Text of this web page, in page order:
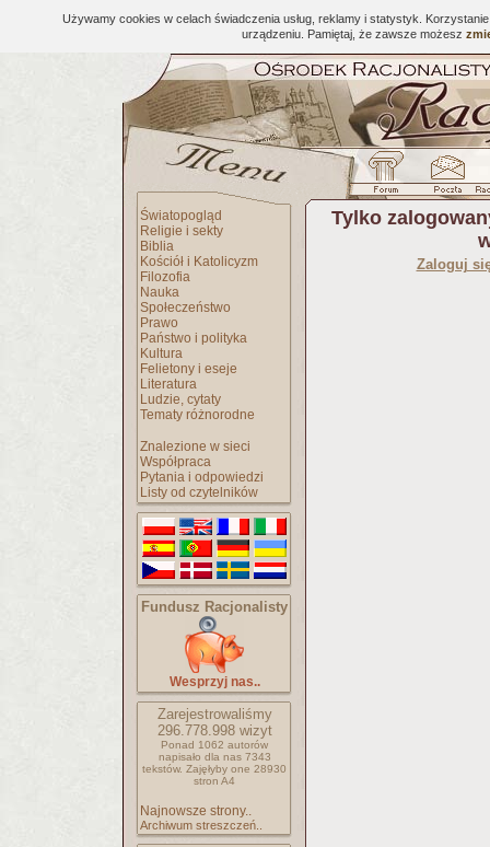
Używamy cookies w celach świadczenia usług, reklamy i statystyk.
urządzeniu. Pamiętaj, że zawsze możesz
Światopogląd
Religie i sekty
Biblia
Kościół i Katolicyzm
Filozofia
Nauka
Społeczeństwo
Prawo
Państwo i polityka
Kultura
Felietony i eseje
Literatura
Ludzie, cytaty
Tematy różnorodne
Znalezione w sieci
Współpraca
Pytania i odpowiedzi
Listy od czytelników
Fundusz Racjonalisty
Wesprzyj nas..
Zarejestrowaliśmy
296.778.998wizyt
Ponad 1062 autorów
napisało dla nas 7343
tekstów. Zajęłyby one 28930
stron A4
Najnowsze strony..
Archiwum streszczeń..
Tylko
Zaloguj